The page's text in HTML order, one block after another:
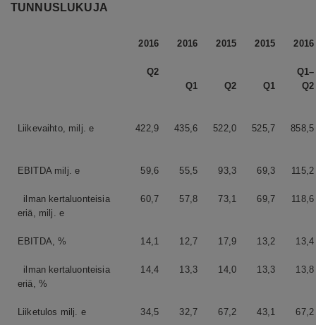
TUNNUSLUKUJA
2016 2016 2015 2015 2016
Q2
Q1
Q2 Q1
Q1–
Q2
Liikevaihto, milj. e 422,9 435,6 522,0 525,7 858,5
EBITDA milj. e 59,6 55,5 93,3 69,3 115,2
ilman kertaluonteisia
eriä, milj. e
60,7 57,8 73,1 69,7 118,6
EBITDA, % 14,1 12,7 17,9 13,2 13,4
ilman kertaluonteisia
eriä, %
14,4 13,3 14,0 13,3 13,8
Liiketulos milj. e 34,5 32,7 67,2 43,1 67,2